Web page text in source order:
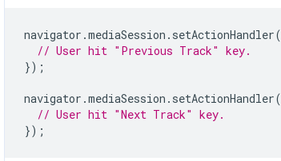
navigator .mediaSession . setActionHandler(
// User hit "Previous Track" key.
});
navigator .mediaSession . setActionHandler(
// User hit "Next Track" key.
});